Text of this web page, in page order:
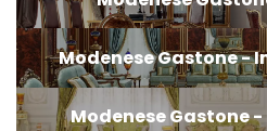
Modenese Gastone -
Modenese Gastone